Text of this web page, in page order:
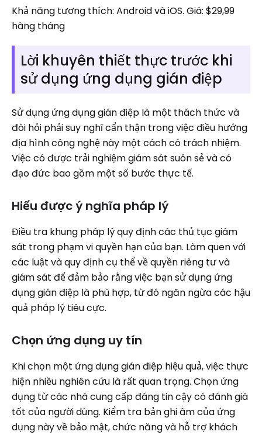
Khả năng tương thích: Android và iOS. Giá: $29,99
hàng tháng
Lời khuyên thiết thực trước khi
sử dụng ứng dụng gián điệp
Sử dụng ứng dụng gián điệp là một thách thức và
đòi hỏi phải suy nghĩ cẩn thận trong việc điều hướng
địa hình công nghệ này một cách có trách nhiệm.
Việc có được trải nghiệm giám sát suôn sẻ và có
đạo đức bao gồm một số bước thực tế.
Hiểu được ý nghĩa pháp lý
Điều tra khung pháp lý quy định các thủ tục giám
sát trong phạm vi quyền hạn của bạn. Làm quen với
các luật và quy định cụ thể về quyền riêng tư và
giám sát để đảm bảo rằng việc bạn sử dụng ứng
dụng gián điệp là phù hợp, từ đó ngăn ngừa các hậu
quả pháp lý tiêu cực.
Chọn ứng dụng uy tín
Khi chọn một ứng dụng gián điệp hiệu quả, việc thực
hiện nhiều nghiên cứu là rất quan trọng. Chọn ứng
dụng từ các nhà cung cấp đáng tin cậy có đánh giá
tốt của người dùng. Kiểm tra bản ghi âm của ứng
dụng này về bảo mật, chức năng và hỗ trợ khách